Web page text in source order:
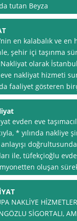
tutan Beyza
en kalabalık ve
şehir içi taşınma
olarak
nakliyat hizmeti
faaliyet gösteren
evden eve
* yılında nakliye
ile, tüfekçioğlu
oluşan
NAKLİYE
SİGORTALI,